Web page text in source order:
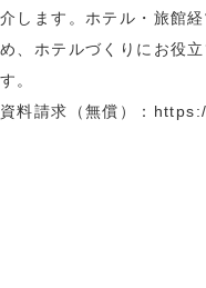
介します。ホテル・旅館
め、ホテルづくりにお役
す。
資料請求（無償）：